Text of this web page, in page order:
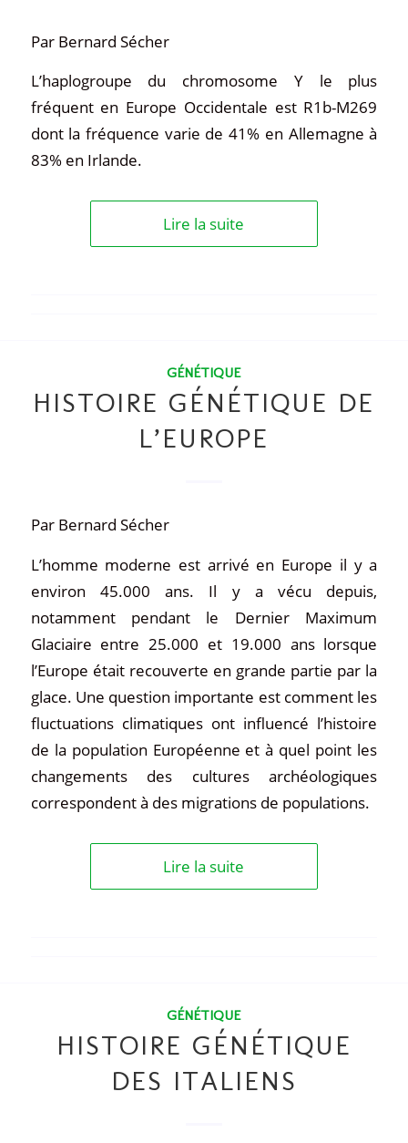
Par Bernard Sécher
L’haplogroupe du chromosome Y le plus
fréquent en Europe Occidentale est R1b-M269
dont la fréquence varie de 41% en Allemagne à
83% en Irlande.
Lire la suite
GÉNÉTIQUE
HISTOIRE GÉNÉTIQUE DE
L’EUROPE
Par Bernard Sécher
L’homme moderne est arrivé en Europe il y a
environ 45.000 ans. Il y a vécu depuis,
notamment pendant le Dernier Maximum
Glaciaire entre 25.000 et 19.000 ans lorsque
l’Europe était recouverte en grande partie par la
glace. Une question importante est comment les
fluctuations climatiques ont influencé l’histoire
de la population Européenne et à quel point les
changements des cultures archéologiques
correspondent à des migrations de populations.
Lire la suite
GÉNÉTIQUE
HISTOIRE GÉNÉTIQUE
DES ITALIENS